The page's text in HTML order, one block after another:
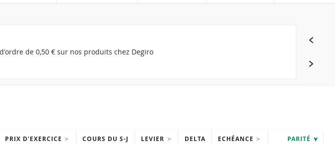
de 0,50 € sur nos produits chez Degiro
PRIX D'EXERCICE COURS DU S-J LEVIER DELTA ECHÉANCE PARITÉ